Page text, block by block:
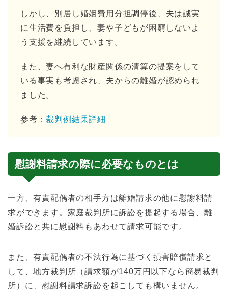
しかし、別居し婚姻費用分担調停後、夫は誠実
に生活費を負担し、妻や子どもが困窮しないよ
う支援を継続しています。
また、妻へ有利な財産関係の清算の提案をして
いる事実も考慮され、夫からの離婚が認められ
ました。
参考：裁判例結果詳細
慰謝料請求の際に必要なものとは
一方、有責配偶者の相手方は離婚請求の他に慰謝料請
求ができます。家庭裁判所に訴訟を提起する場合、離
婚訴訟と共に慰謝料もあわせて請求可能です。
また、有責配偶者の不法行為に基づく損害賠償請求と
して、地方裁判所（請求額が140万円以下なら簡易裁判
所）に、慰謝料請求訴訟を起こしても構いません。